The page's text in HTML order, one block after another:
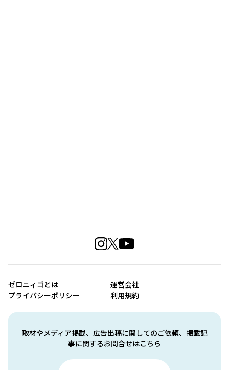
取材やメディア掲載、広告出稿に関してのご依頼、掲載記
事に関するお問合せはこちら
ゼロニィゴとは
運営会社
プライバシーポリシー
利用規約